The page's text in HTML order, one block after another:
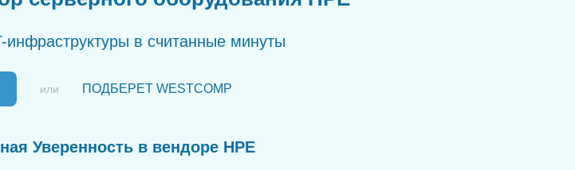
в считанные минуты
или ПОДБЕРЕТ WESTCOMP
Уверенность в вендоре HPE